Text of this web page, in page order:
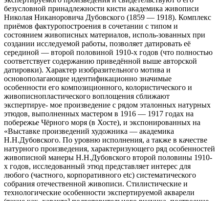
безусловной принадлежности кисти академика живописи
Николая Никаноровича Дубовского (1859 — 1918). Комплекс
приёмов фактуропостроения в сочетании с типом и
состоянием живописных материалов, исполь-зованных при
создании исследуемой работы, позволяет датировать её
серединой — второй половиной 1910-х годов (что полностью
соответствует содержанию приведённой выше авторской
датировки). Характер изобразительного мотива и
основополагающие идентификационно значимые
особенности его композиционного, колористического и
живописнопластического воплощения сближают
экспертируе- мое произведение с рядом эталонных натурных
этюдов, выполненных мастером в 1916 — 1917 годах на
побережье Чёрного моря (в Хосте), и экспонированных на
«Выставке произведений художника — академика
Н.Н.Дубовского. По уровню исполнения, а также в качестве
натурного произведения, характеризующего ряд особенностей
живописной манеры Н.Н.Дубовского второй половины 1910-
х годов, исследованный этюд представляет интерес для
любого (частного, корпоративного etc) систематического
собрания отечественной живописи. Стилистические и
технологические особенности экспертируемой акварели